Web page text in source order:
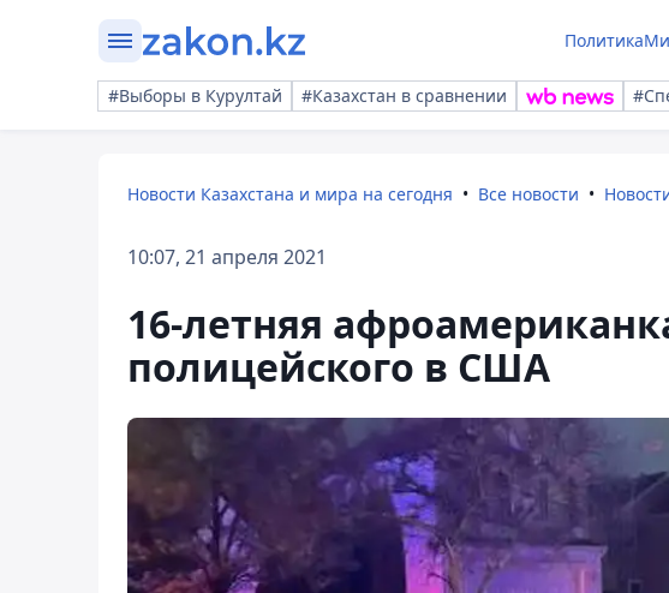
Политика
#Выборы в Курултай #Казахстан в сравнении
Новости Казахстана и мира на сегодня Все новости
10:07, 21 апреля 2021
16-летняя
полицейского в США